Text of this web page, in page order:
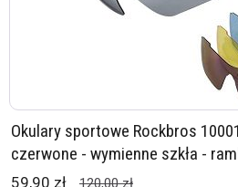
Okulary sportowe Rockbros
czerwone - wymienne szkła -
59,90 zł 120,00 zł